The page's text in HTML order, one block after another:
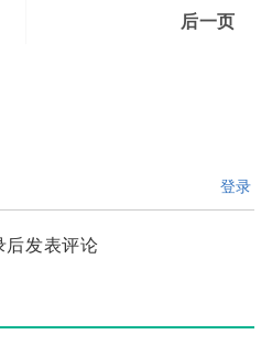
后一页
登录
后发表评论